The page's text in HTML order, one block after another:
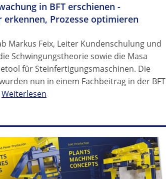
in BFT erschienen -
Prozesse optimieren
Markus Feix, Leiter Kundenschulung und
Schwingungstheorie sowie die Masa
für Steinfertigungsmaschinen. Die
nun in einem Fachbeitrag in der BFT
Weiterlesen